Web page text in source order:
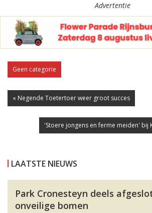
Advertentie
Geen categorie
« Negende Toetertoer weer groot succes
'Stoere jongens en ferme meiden' bij
LAATSTE NIEUWS
Park Cronesteyn deels
onveilige bomen